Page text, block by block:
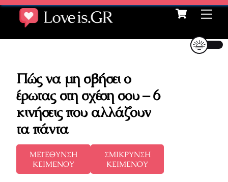
Skip
content
Cart
Πώς να μη σβήσει ο
έρωτας στη σχέση σου – 6
κινήσεις που αλλάζουν
τα πάντα
ΜΕΓΕΘΥΝΣΗ
ΚΕΙΜΕΝΟΥ
ΣΜΙΚΡΥΝΣΗ
ΚΕΙΜΕΝΟΥ